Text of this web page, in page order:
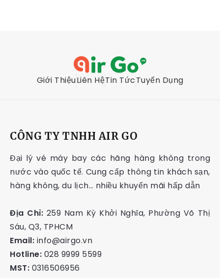
Giới ThiệuLiên HệTin TứcTuyển Dụng
CÔNG TY TNHH AIR GO
Đại lý vé máy bay các hãng hàng không trong
nước vào quốc tế. Cung cấp thông tin khách sạn,
hàng không, du lịch… nhiều khuyến mãi hấp dẫn
Địa Chỉ: 259 Nam Kỳ Khởi Nghĩa, Phường Võ Thị
Sáu, Q3, TPHCM
Email: info@airgo.vn
Hotline: 028 9999 5599
MST: 0316506956